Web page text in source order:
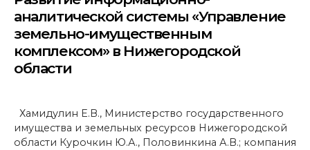
аналитической системы «Управление
земельно-имущественным
комплексом» в Нижегородской
области
Хамидулин Е.В., Министерство государственного
имущества и земельных ресурсов Нижегородской
области Курочкин Ю.А., Половинкина А.В.; компания